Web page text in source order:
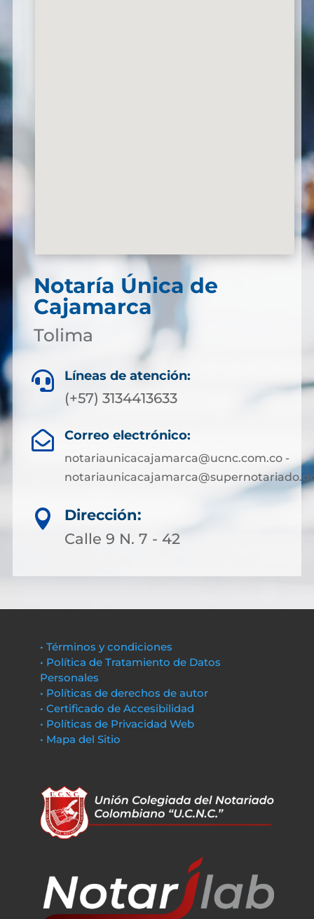
Notaría Única de
Cajamarca
Tolima
 Líneas de atención:
(+57) 3134413633
 Correo electrónico:
notariaunicacajamarca@ucnc.com.co -

Dirección:
Calle 9 N. 7 - 42
• Términos y condiciones
• Política de Tratamiento de Datos
Personales
• Políticas de derechos de autor
• Certificado de Accesibilidad
• Políticas de Privacidad Web
• Mapa del Sitio